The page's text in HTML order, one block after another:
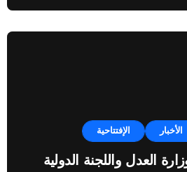
الأخبار الإفتتاحية
العدل واللجنة الدولية